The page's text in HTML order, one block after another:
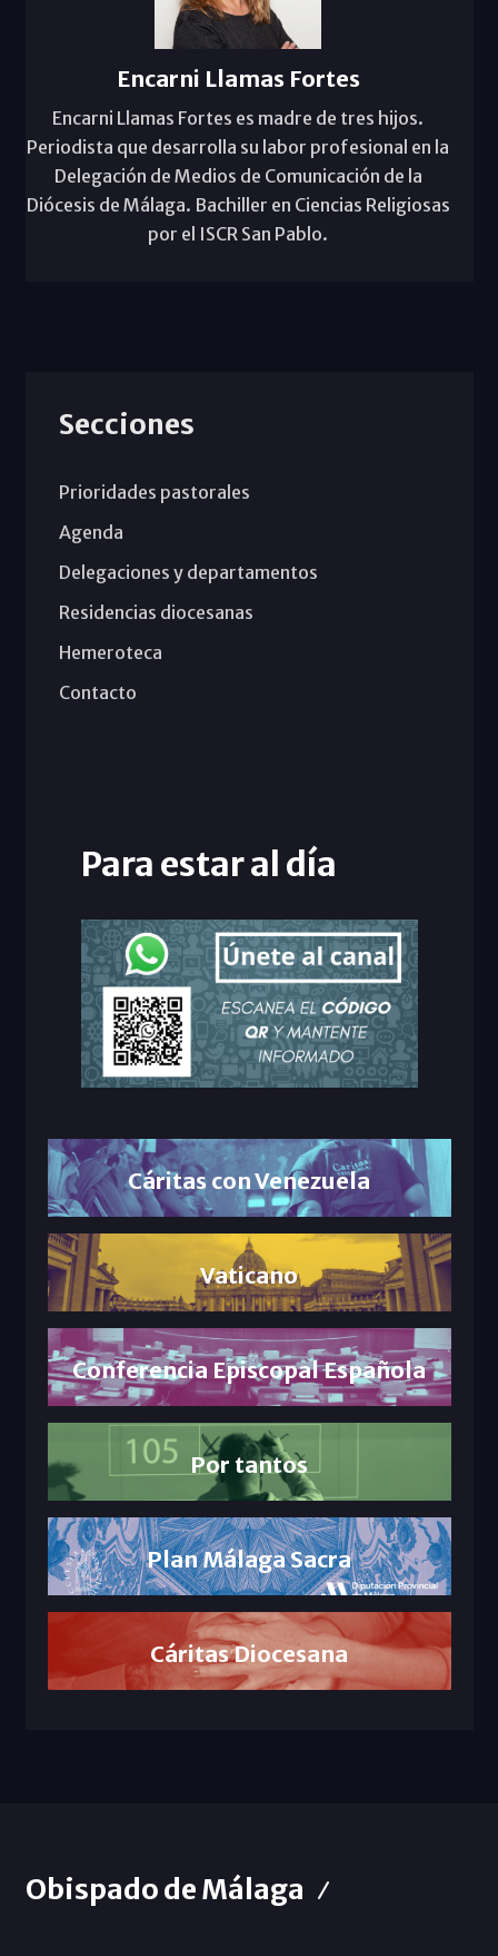
Encarni Llamas Fortes
Encarni Llamas Fortes es madre de tres hijos.
Periodista que desarrolla su labor profesional en la
Delegación de Medios de Comunicación de la
Diócesis de Málaga. Bachiller en Ciencias Religiosas
por el ISCR San Pablo.
Secciones
Prioridades pastorales
Agenda
Delegaciones y departamentos
Residencias diocesanas
Hemeroteca
Contacto
Para estar al día
Cáritas con Venezuela
Vaticano
Conferencia Episcopal Española
Por tantos
Plan Málaga Sacra
Cáritas Diocesana
Obispado de Málaga